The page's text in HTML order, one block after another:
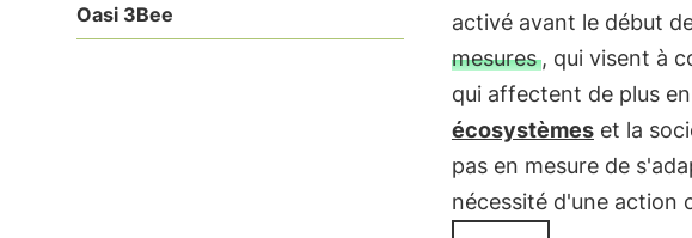
Oasi 3Bee
activé avant le début
mesures, qui visent à
qui affectent de plus
écosystèmeset la
pas en mesure de
nécessité d'une action